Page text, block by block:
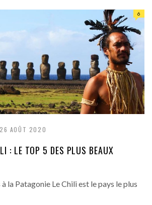
26 AOÛT 2020
6
: LE TOP 5 DES PLUS BEAUX
la Patagonie Le Chili est le pays le plus